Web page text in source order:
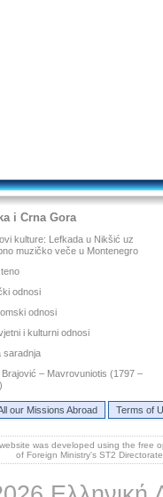
i Crna Gora
kulture: Lefkada u Nikšić uz
muzičko veče u Montenegro
odnosi
odnosi
i kulturni odnosi
saradnja
Brajović – Mavrovuniotis (1797 –
our Missions Abroad Terms of
was developed using the free
of Foreign Ministry's ST2